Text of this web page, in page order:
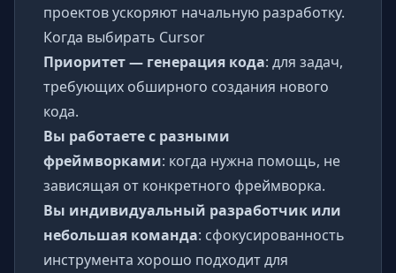
проектов ускоряют начальную разработку.
Когда выбирать Cursor
Приоритет — генерация кода: для задач,
требующих обширного создания нового
кода.
Вы работаете с разными
фреймворками: когда нужна помощь, не
зависящая от конкретного фреймворка.
Вы индивидуальный разработчик или
небольшая команда: сфокусированность
инструмента хорошо подходит для